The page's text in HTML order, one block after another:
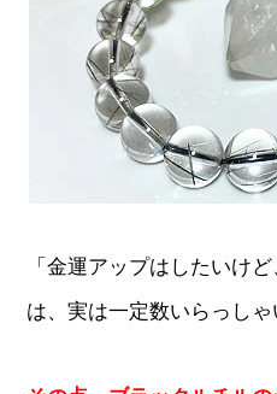
「金運アップはしたいけ
は、実は一定数いらっしゃ